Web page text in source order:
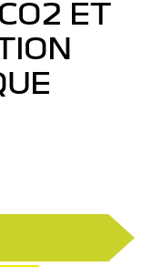
ET